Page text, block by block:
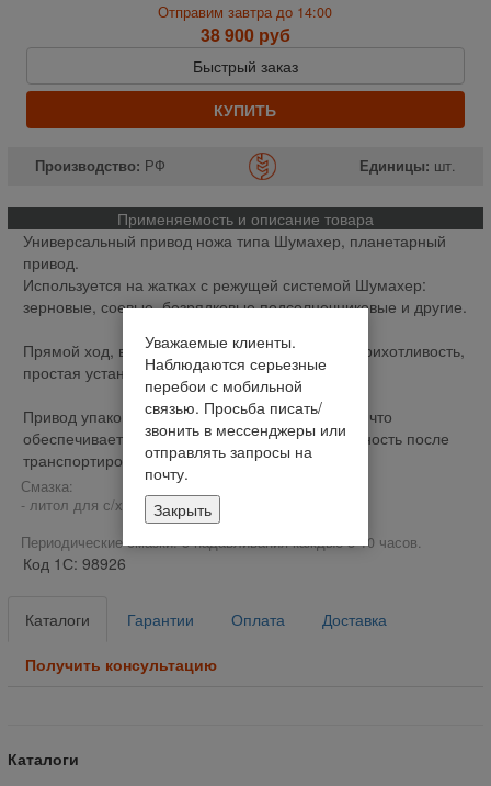
Отправим завтра до 14:00
38 900 руб
Быстрый заказ
КУПИТЬ
Производство: РФ Единицы: шт.
Применяемость и описание товара
Универсальный привод ножа типа Шумахер, планетарный
привод.
Используется на жатках с режущей системой Шумахер:
зерновые, соевые, безрядковые подсолнечниковые и другие.
Прямой ход, высокая производительность, неприхотливость,
простая установка.
Привод упакован в деревянную закрытую тару, что
обеспечивает его сохранность и работоспособность после
транспортировок.
Смазка:
- литол для с/х машин DIN 51502;
Периодические смазки: 3 надавливания каждые 8-10 часов.
Код 1С: 98926
Каталоги Гарантии Оплата Доставка
Получить консультацию
Каталоги
Уважаемые клиенты.
Наблюдаются серьезные
перебои с мобильной
связью. Просьба писать/
звонить в мессенджеры или
отправлять запросы на
почту.
Закрыть